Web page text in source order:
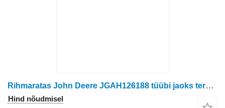
Rihmaratas John Deere JGAH126188 tüübi jaoks teraviljakombaini John Deere
Hind nõudmisel